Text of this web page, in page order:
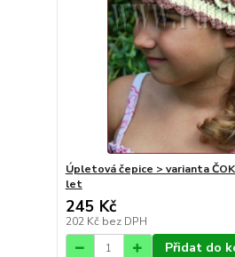
Úpletová čepice > varianta
let
245 Kč
202 Kč bez DPH
Přidat do